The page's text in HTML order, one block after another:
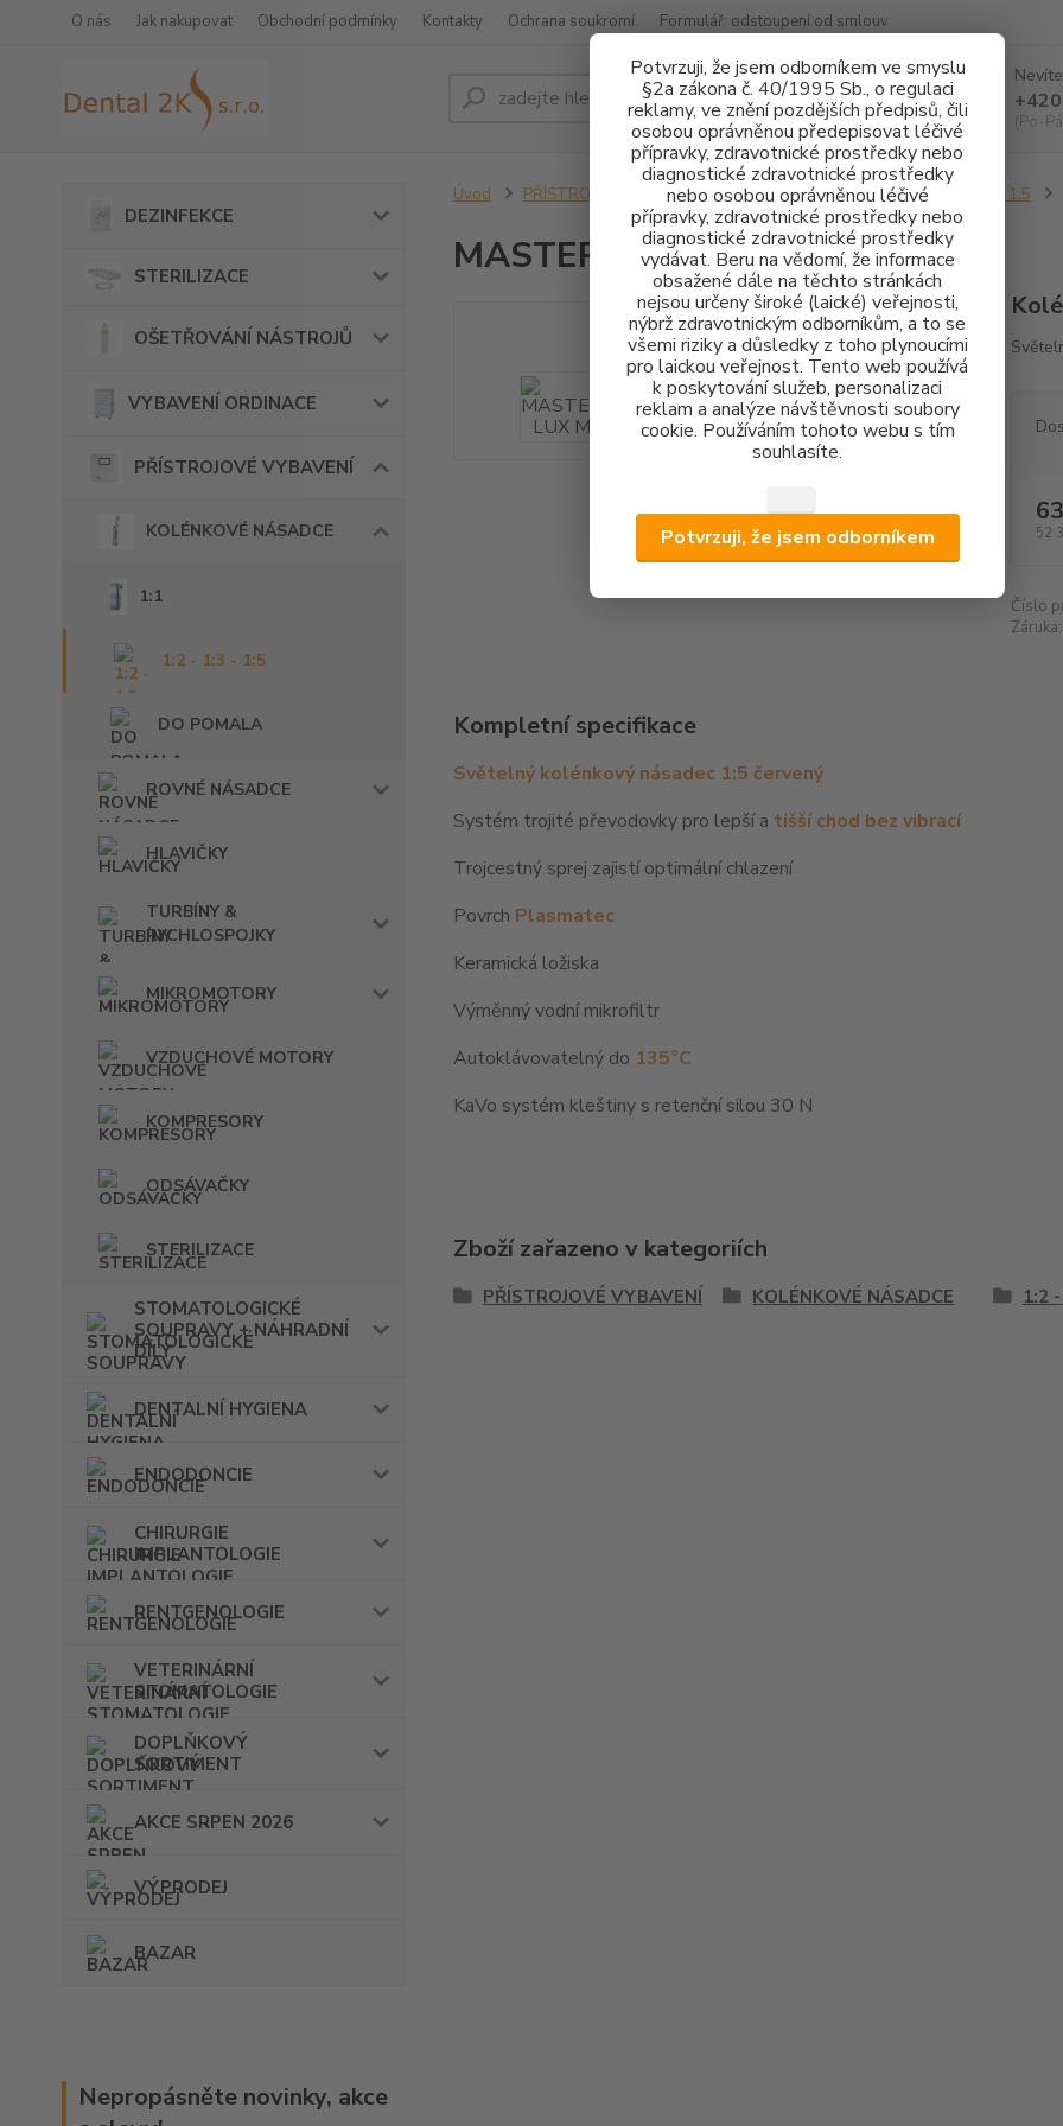
Potvrzuji, že jsem odborníkem ve smyslu
§2a zákona č. 40/1995 Sb., o regulaci
reklamy, ve znění pozdějších předpisů, čili
osobou oprávněnou předepisovat léčivé
přípravky, zdravotnické prostředky nebo
diagnostické zdravotnické prostředky
nebo osobou oprávněnou léčivé
přípravky, zdravotnické prostředky nebo
diagnostické zdravotnické prostředky
vydávat. Beru na vědomí, že informace
obsažené dále na těchto stránkách
nejsou určeny široké (laické) veřejnosti,
nýbrž zdravotnickým odborníkům, a to se
všemi riziky a důsledky z toho plynoucími
pro laickou veřejnost. Tento web používá
k poskytování služeb, personalizaci
reklam a analýze návštěvnosti soubory
cookie. Používáním tohoto webu s tím
souhlasíte.
Potvrzuji, že jsem odborníkem
O nás Jak nakupovat Obchodní podmínky Kontakty Ochrana soukromí Formulář: odstoupení od smlouv
Hledat
(Po-
DEZINFEKCE
STERILIZACE
OŠETŘOVÁNÍ NÁSTROJŮ
VYBAVENÍ ORDINACE
PŘÍSTROJOVÉ VYBAVENÍ
KOLÉNKOVÉ NÁSADCE
1:1
1:2 - 1:3 - 1:5
DO POMALA
ROVNÉ NÁSADCE
HLAVIČKY
TURBÍNY &
RYCHLOSPOJKY
MIKROMOTORY
VZDUCHOVÉ MOTORY
KOMPRESORY
ODSÁVAČKY
STERILIZACE
STOMATOLOGICKÉ
SOUPRAVY + NÁHRADNÍ
DÍLY
DENTALNÍ HYGIENA
ENDODONCIE
CHIRURGIE
IMPLANTOLOGIE
RENTGENOLOGIE
VETERINÁRNÍ
STOMATOLOGIE
DOPLŇKOVÝ
SORTIMENT
AKCE SRPEN 2026
VÝPRODEJ
BAZAR
Nepropásněte novinky, akce
Úvod PŘÍSTROJOVÉ VYBAVENÍ KOLÉNKOVÉ NÁSADCE 1:2 - 1:3 - 1:5
MASTERmatic LUX M25 L
52
Číslo
Záruka:
Kompletní specifikace
Světelný kolénkový násadec 1:5 červený
Systém trojité převodovky pro lepší a tišší chod bez vibrací
Trojcestný sprej zajistí optimální chlazení
Povrch Plasmatec
Keramická ložiska
Výměnný vodní mikrofiltr
Autoklávovatelný do 135°C
KaVo systém kleštiny s retenční silou 30 N
Zboží zařazeno v kategoriích
PŘÍSTROJOVÉ VYBAVENÍ KOLÉNKOVÉ NÁSADCE 1:2